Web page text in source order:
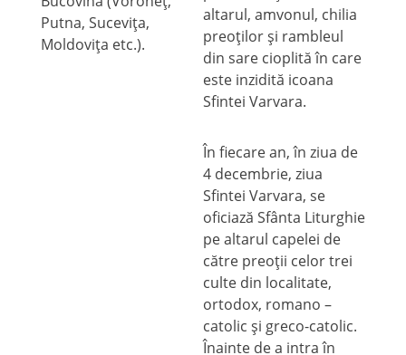
Putna, Suceviţa,
Moldoviţa etc.).
altarul, amvonul, chilia
preoţilor şi rambleul
din sare cioplită în care
este inzidită icoana
Sfintei Varvara.
În fiecare an, în ziua de
4 decembrie, ziua
Sfintei Varvara, se
oficiază Sfânta Liturghie
pe altarul capelei de
către preoţii celor trei
culte din localitate,
ortodox, romano –
catolic şi greco-catolic.
Înainte de a intra în